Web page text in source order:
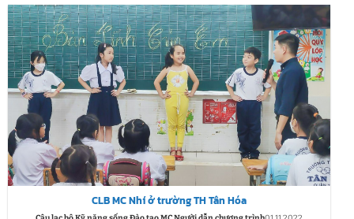
CLB MC Nhí ở trường TH Tân Hóa